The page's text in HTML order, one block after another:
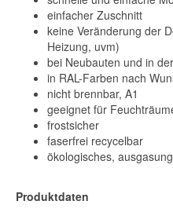
einfacher Zuschnitt
keine Veränderung der
Heizung, uvm)
bei Neubauten und in
in RAL-Farben nach
nicht brennbar, A1
geeignet für
frostsicher
faserfrei recycelbar
ökologisches,
Produktdaten